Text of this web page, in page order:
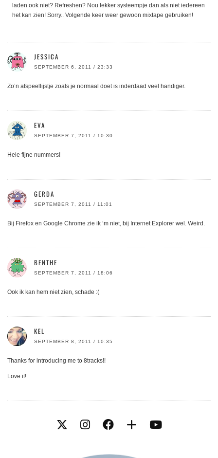
laden ook niet? Refreshen? Nou lekker systeempje dan als niet iedereen
het kan zien! Sorry.. Volgende keer weer gewoon mixtape gebruiken!
JESSICA
SEPTEMBER 6, 2011 / 23:33
Zo’n afspeellijstje zoals je normaal doet is inderdaad veel handiger.
EVA
SEPTEMBER 7, 2011 / 10:30
Hele fijne nummers!
GERDA
SEPTEMBER 7, 2011 / 11:01
Bij Firefox en Google Chrome zie ik ‘m niet, bij Internet Explorer wel. Weird.
BENTHE
SEPTEMBER 7, 2011 / 18:06
Ook ik kan hem niet zien, schade :(
KEL
SEPTEMBER 8, 2011 / 10:35
Thanks for introducing me to 8tracks!!
Love it!